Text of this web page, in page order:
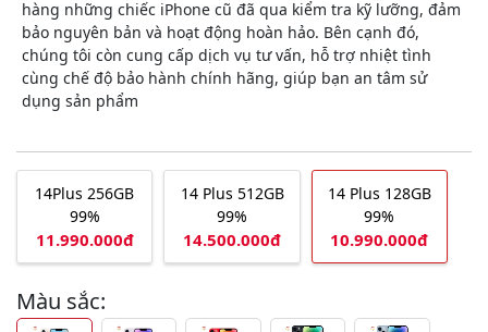
hàng những chiếc iPhone cũ đã qua kiểm tra kỹ lưỡng, đảm
bảo nguyên bản và hoạt động hoàn hảo. Bên cạnh đó,
chúng tôi còn cung cấp dịch vụ tư vấn, hỗ trợ nhiệt tình
cùng chế độ bảo hành chính hãng, giúp bạn an tâm sử
dụng sản phẩm
14Plus 256GB
99%
11.990.000đ
14 Plus 512GB
99%
14.500.000đ
14 Plus 128GB
99%
10.990.000đ
Màu sắc: